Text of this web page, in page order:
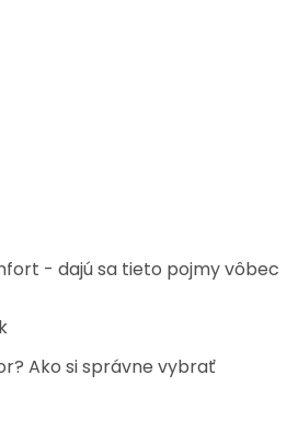
- dajú sa tieto pojmy vôbec
Ako si správne vybrať